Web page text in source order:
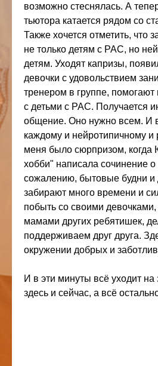
возможно стеснялась. А
тьютора катается рядом со
Также хочется отметить, что
не только детям с РАС, но
детям. Уходят капризы,
девочки с удовольствием
тренером в группе, помогают
с детьми с РАС. Получается
общение. Оно нужно всем. И
каждому и нейротипичному
меня было сюрпризом,
хобби" написала сочинение о
сожалению, бытовые будни и
забирают много времени и
побыть со своими
мамами других ребятишек,
поддерживаем друг друга.
окружении добрых и
И в эти минуты всë уходит на
здесь и сейчас, а всë